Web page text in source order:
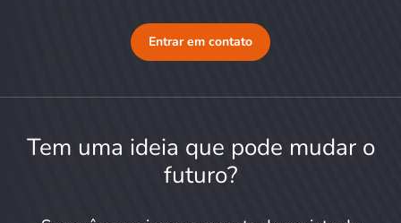
Entrar em contato
Tem uma ideia que pode mudar o
futuro?